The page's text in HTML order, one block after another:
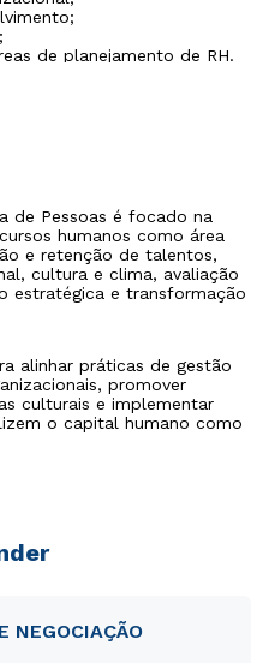
de planejamento de RH.
de Pessoas é focado na
humanos como área
e retenção de talentos,
cultura e clima, avaliação
estratégica e transformação
alinhar práticas de gestão
promover
culturais e implementar
o capital humano como
NEGOCIAÇÃO